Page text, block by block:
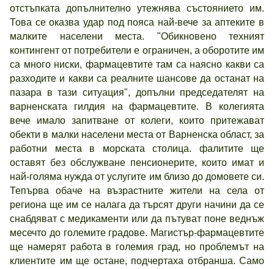
отстъпката допълнително утежнява състоянието им.
Това се оказва удар под пояса най-вече за аптеките в
малките населени места. "Обикновено техният
контингент от потребители е ограничен, а оборотите им
са много ниски, фармацевтите там са наясно какви са
разходите и какви са реалните шансове да останат на
пазара в тази ситуация", допълни председателят на
варненската гилдия на фармацевтите. В колегията
вече имало запитване от колеги, които притежават
обекти в малки населени места от Варненска област, за
работни места в морската столица. фалитите ще
оставят без обслужване пенсионерите, които имат и
най-голяма нужда от услугите им близо до домовете си.
Тепърва обаче на възрастните жители на села от
региона ще им се налага да търсят други начини да се
снабдяват с медикаменти или да пътуват поне веднъж
месечто до големите градове. Магистър-фармацевтите
ще намерят работа в големия град, но проблемът на
клиентите им ще остане, подчертаха отбранша. Само